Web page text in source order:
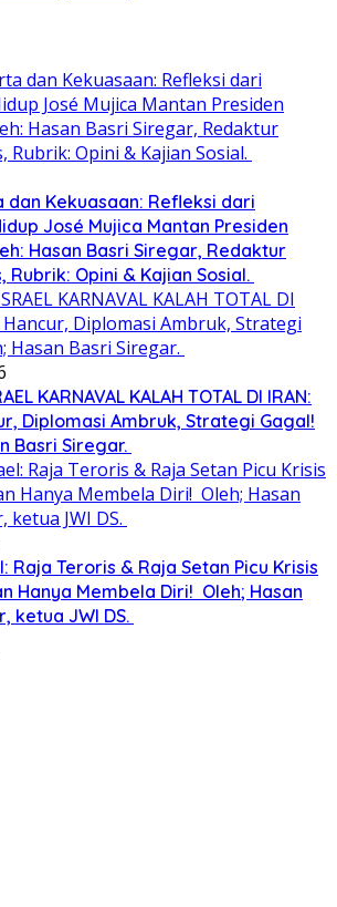
dan Kekuasaan: Refleksi dari
José Mujica Mantan Presiden
Hasan Basri Siregar, Redaktur
Rubrik: Opini & Kajian Sosial.
KARNAVAL KALAH TOTAL DI IRAN:
Diplomasi Ambruk, Strategi Gagal!
Basri Siregar.
Raja Teroris & Raja Setan Picu Krisis
Hanya Membela Diri! Oleh; Hasan
ketua JWI DS.